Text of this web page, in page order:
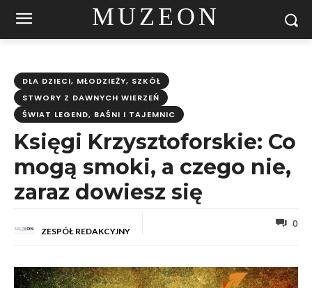
MUZEON
DLA DZIECI, MŁODZIEŻY, SZKÓŁ
STWORY Z DAWNYCH WIERZEŃ
ŚWIAT LEGEND, BAŚNI I TAJEMNIC
Księgi Krzysztoforskie: Co
mogą smoki, a czego nie,
zaraz dowiesz się
ZESPÓŁ REDAKCYJNY
0